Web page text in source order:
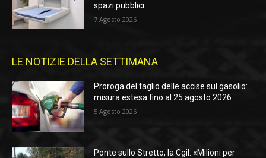
spazi pubblici
7 Agosto 2026
LE NOTIZIE DELLA SETTIMANA
Proroga del taglio delle accise sul gasolio:
misura estesa fino al 25 agosto 2026
5 Agosto 2026
Ponte sullo Stretto, la Cgil: «Milioni per